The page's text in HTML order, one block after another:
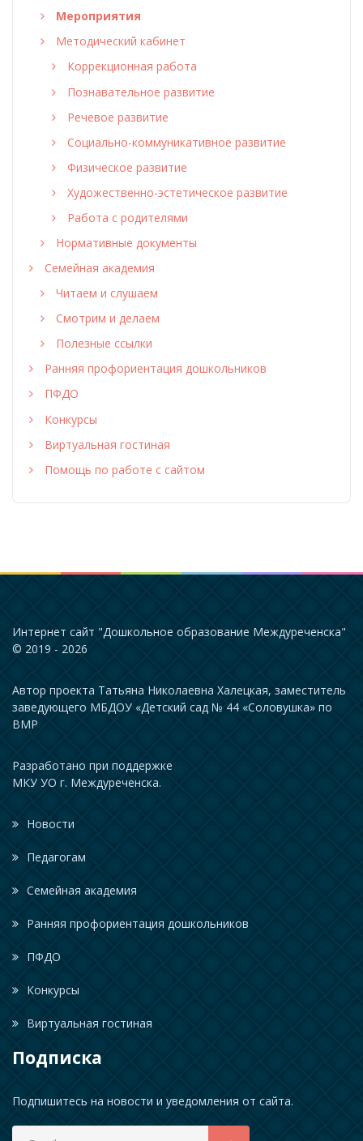
Мероприятия
Методический кабинет
Коррекционная работа
Познавательное развитие
Речевое развитие
Социально-коммуникативное развитие
Физическое развитие
Художественно-эстетическое развитие
Работа с родителями
Нормативные документы
Семейная академия
Читаем и слушаем
Смотрим и делаем
Полезные ссылки
Ранняя профориентация дошкольников
ПФДО
Конкурсы
Виртуальная гостиная
Помощь по работе с сайтом
Интернет сайт "Дошкольное образование Междуреченска"
© 2019 - 2026
Автор проекта Татьяна Николаевна Халецкая, заместитель
заведующего МБДОУ «Детский сад № 44 «Соловушка» по
ВМР
Разработано при поддержке
МКУ УО г. Междуреченска.
Новости
Педагогам
Семейная академия
Ранняя профориентация дошкольников
ПФДО
Конкурсы
Виртуальная гостиная
Подписка
Подпишитесь на новости и уведомления от сайта.